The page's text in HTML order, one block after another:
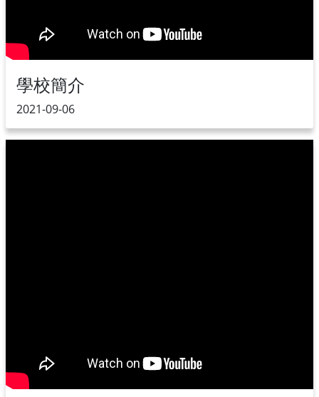
學校簡介
2021-09-06